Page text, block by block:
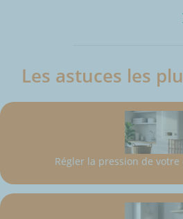
Les astuces les
Régler la pression de